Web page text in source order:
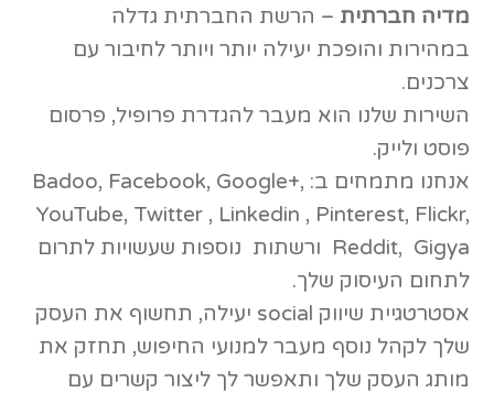
מדיה חברתית – הרשת החברתית גדלה
במהירות והופכת יעילה יותר ויותר לחיבור עם
צרכנים.
השירות שלנו הוא מעבר להגדרת פרופיל, פרסום
פוסט ולייק.
אנחנו מתמחים ב: Badoo, Facebook, Google+,
YouTube, Twitter , Linkedin , Pinterest, Flickr,
Reddit, Gigya ורשתות נוספות שעשויות לתרום
לתחום העיסוק שלך.
אסטרטגיית שיווק social יעילה, תחשוף את העסק
שלך לקהל נוסף מעבר למנועי החיפוש, תחזק את
מותג העסק שלך ותאפשר לך ליצור קשרים עם